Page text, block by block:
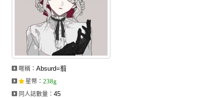
同人誌活動
最新消息
同人相關店家
宣傳&交流
工作委託
暱稱：Absurd=翦
星幣 ：238g
同人誌數量：45